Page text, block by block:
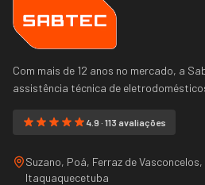
Com mais de 12 anos no mercado, a
assistência técnica de
4.9 · 113 avaliações
Suzano, Poá, Ferraz de
Itaquaquecetuba